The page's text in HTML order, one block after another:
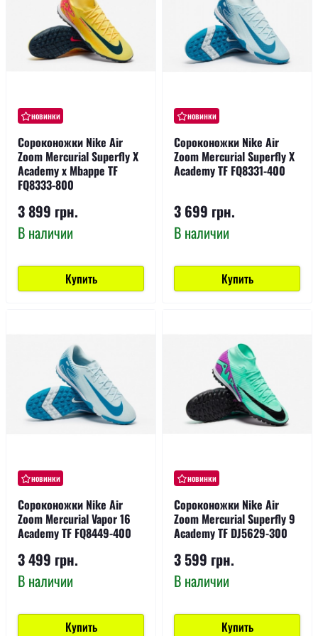
новинки
Сороконожки Nike Air
Zoom Mercurial Superfly X
Academy x Mbappe TF
FQ8333-800
3 899 грн.
В наличии
Купить
новинки
Сороконожки Nike Air
Zoom Mercurial Superfly X
Academy TF FQ8331-400
3 699 грн.
В наличии
Купить
новинки
Сороконожки Nike Air
Zoom Mercurial Vapor 16
Academy TF FQ8449-400
3 499 грн.
В наличии
Купить
новинки
Сороконожки Nike Air
Zoom Mercurial Superfly 9
Academy TF DJ5629-300
3 599 грн.
В наличии
Купить